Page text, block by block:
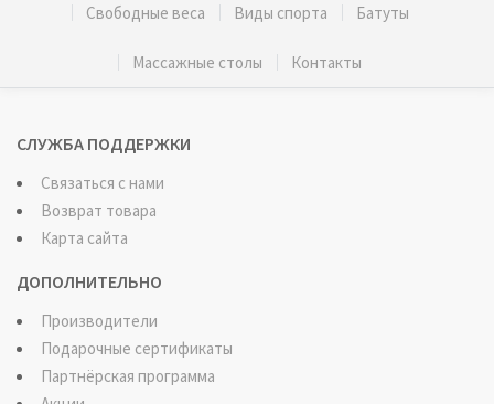
Свободные веса Виды спорта Батуты
Массажные столы Контакты
СЛУЖБА ПОДДЕРЖКИ
Связаться с нами
Возврат товара
Карта сайта
ДОПОЛНИТЕЛЬНО
Производители
Подарочные сертификаты
Партнёрская программа